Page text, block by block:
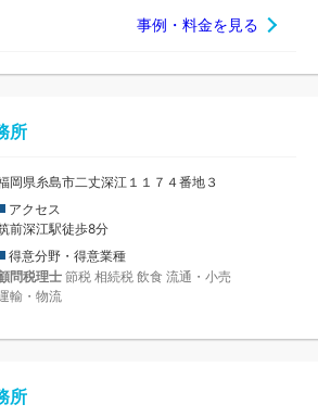
事例・料金を見る
所
岡県糸島市二丈深江１１７４番地３
アクセス
前深江駅徒歩8分
得意分野・得意業種
問税理士節税 相続税 飲食 流通・小売
輸・物流
所